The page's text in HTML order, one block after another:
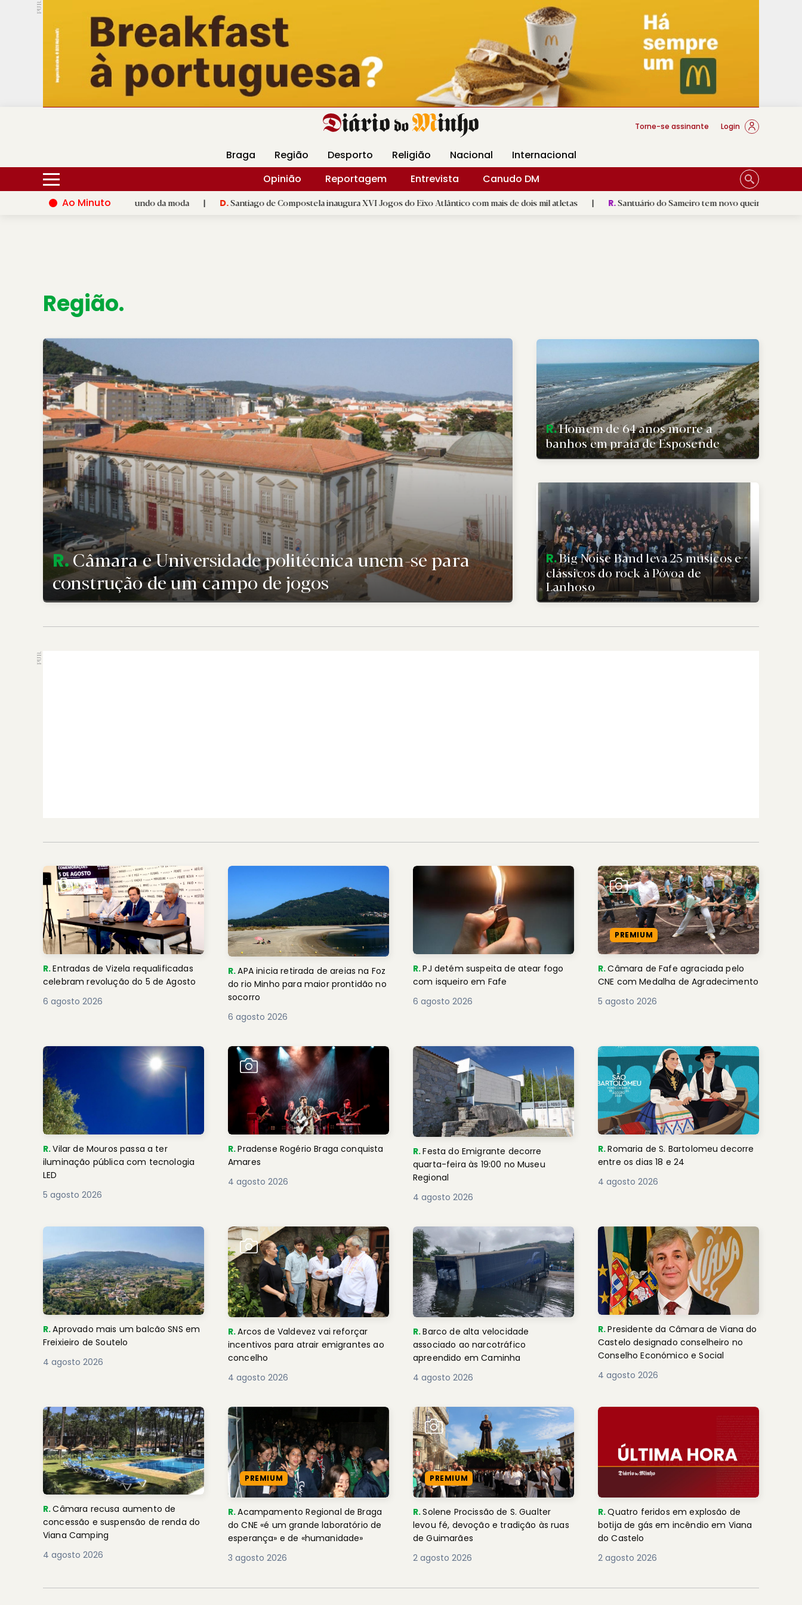
PUB.
Hoje 18ºC 27ºC DMtv Revista Minha Gráfica DM Livraria DM Arquidiocese Braga
Torne-se assinante Login
Braga Região Desporto Religião Nacional
Internacional
Opinião
Reportagem Entrevista
Canudo DM
Ao Minuto
inovação do mundo da moda | D.Santiago de Compostela inaugura XVI Jogos do Eixo Atlântico com mais de dois mil atletas | R.Santuário do Sameiro tem novo queimador e escultura de Nossa
Região.
R.Câmara e Universidade politécnica unem-se para
construção de um campo de jogos
R.Homem de 64 anos morre a
banhos em praia de Esposende
R.Big Noise Band leva 25 músicos e
clássicos do rock à Póvoa de
Lanhoso
PUB.
R.Entradas de Vizela requalificadas
celebram revolução do 5 de Agosto
6 agosto 2026
R.APA inicia retirada de areias na Foz
do rio Minho para maior prontidão no
socorro
6 agosto 2026
R.PJ detém suspeita de atear fogo
com isqueiro em Fafe
6 agosto 2026
PREMIUM
R.Câmara de Fafe agraciada pelo
CNE com Medalha de Agradecimento
5 agosto 2026
R.Vilar de Mouros passa a ter
iluminação pública com tecnologia
LED
5 agosto 2026
R.Pradense Rogério Braga conquista
Amares
4 agosto 2026
R.Festa do Emigrante decorre
quarta-feira às 19:00 no Museu
Regional
4 agosto 2026
R.Romaria de S. Bartolomeu decorre
entre os dias 18 e 24
4 agosto 2026
R.Aprovado mais um balcão SNS em
Freixieiro de Soutelo
4 agosto 2026
R.Arcos de Valdevez vai reforçar
incentivos para atrair emigrantes ao
concelho
4 agosto 2026
R.Barco de alta velocidade
associado ao narcotráfico
apreendido em Caminha
4 agosto 2026
R.Presidente da Câmara de Viana do
Castelo designado conselheiro no
Conselho Económico e Social
4 agosto 2026
R.Câmara recusa aumento de
concessão e suspensão de renda do
Viana Camping
4 agosto 2026
PREMIUM
R.Acampamento Regional de Braga
do CNE «é um grande laboratório de
esperança» e de «humanidade»
3 agosto 2026
PREMIUM
R.Solene Procissão de S. Gualter
levou fé, devoção e tradição às ruas
de Guimarães
2 agosto 2026
R.Quatro feridos em explosão de
botija de gás em incêndio em Viana
do Castelo
2 agosto 2026